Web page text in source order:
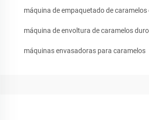
máquina de empaquetado de caramelos
máquina de envoltura de caramelos
máquinas envasadoras para caramelos